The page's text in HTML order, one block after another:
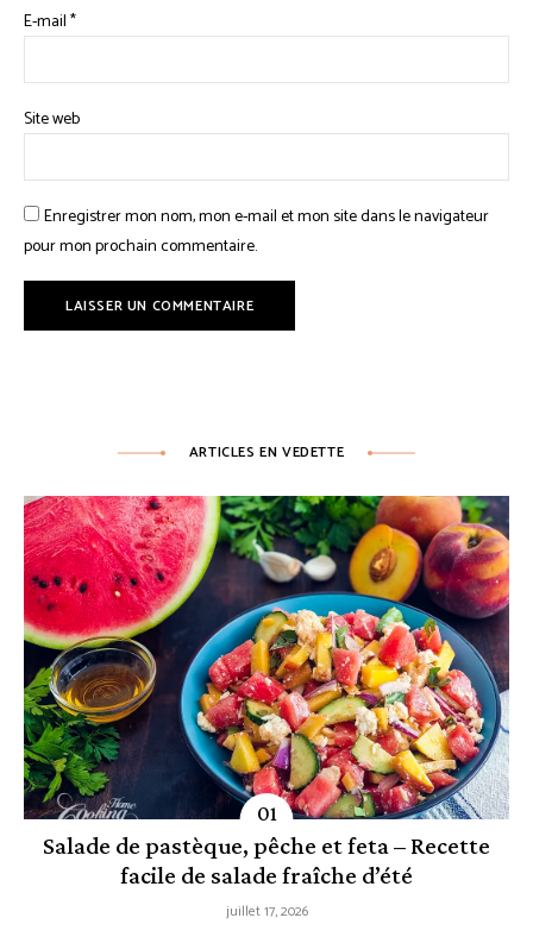
E-mail*
Site web
Enregistrer mon nom, mon e-mail et mon site dans le navigateur
pour mon prochain commentaire.
ARTICLES EN VEDETTE
Salade de pastèque, pêche et feta – Recette
facile de salade fraîche d’été
juillet 17, 2026